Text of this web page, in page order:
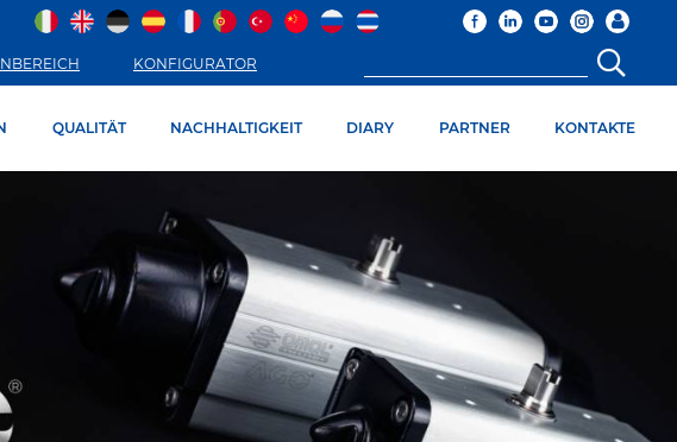
KONFIGURATOR
QUALITÄT NACHHALTIGKEIT DIARY PARTNER KONTAKTE